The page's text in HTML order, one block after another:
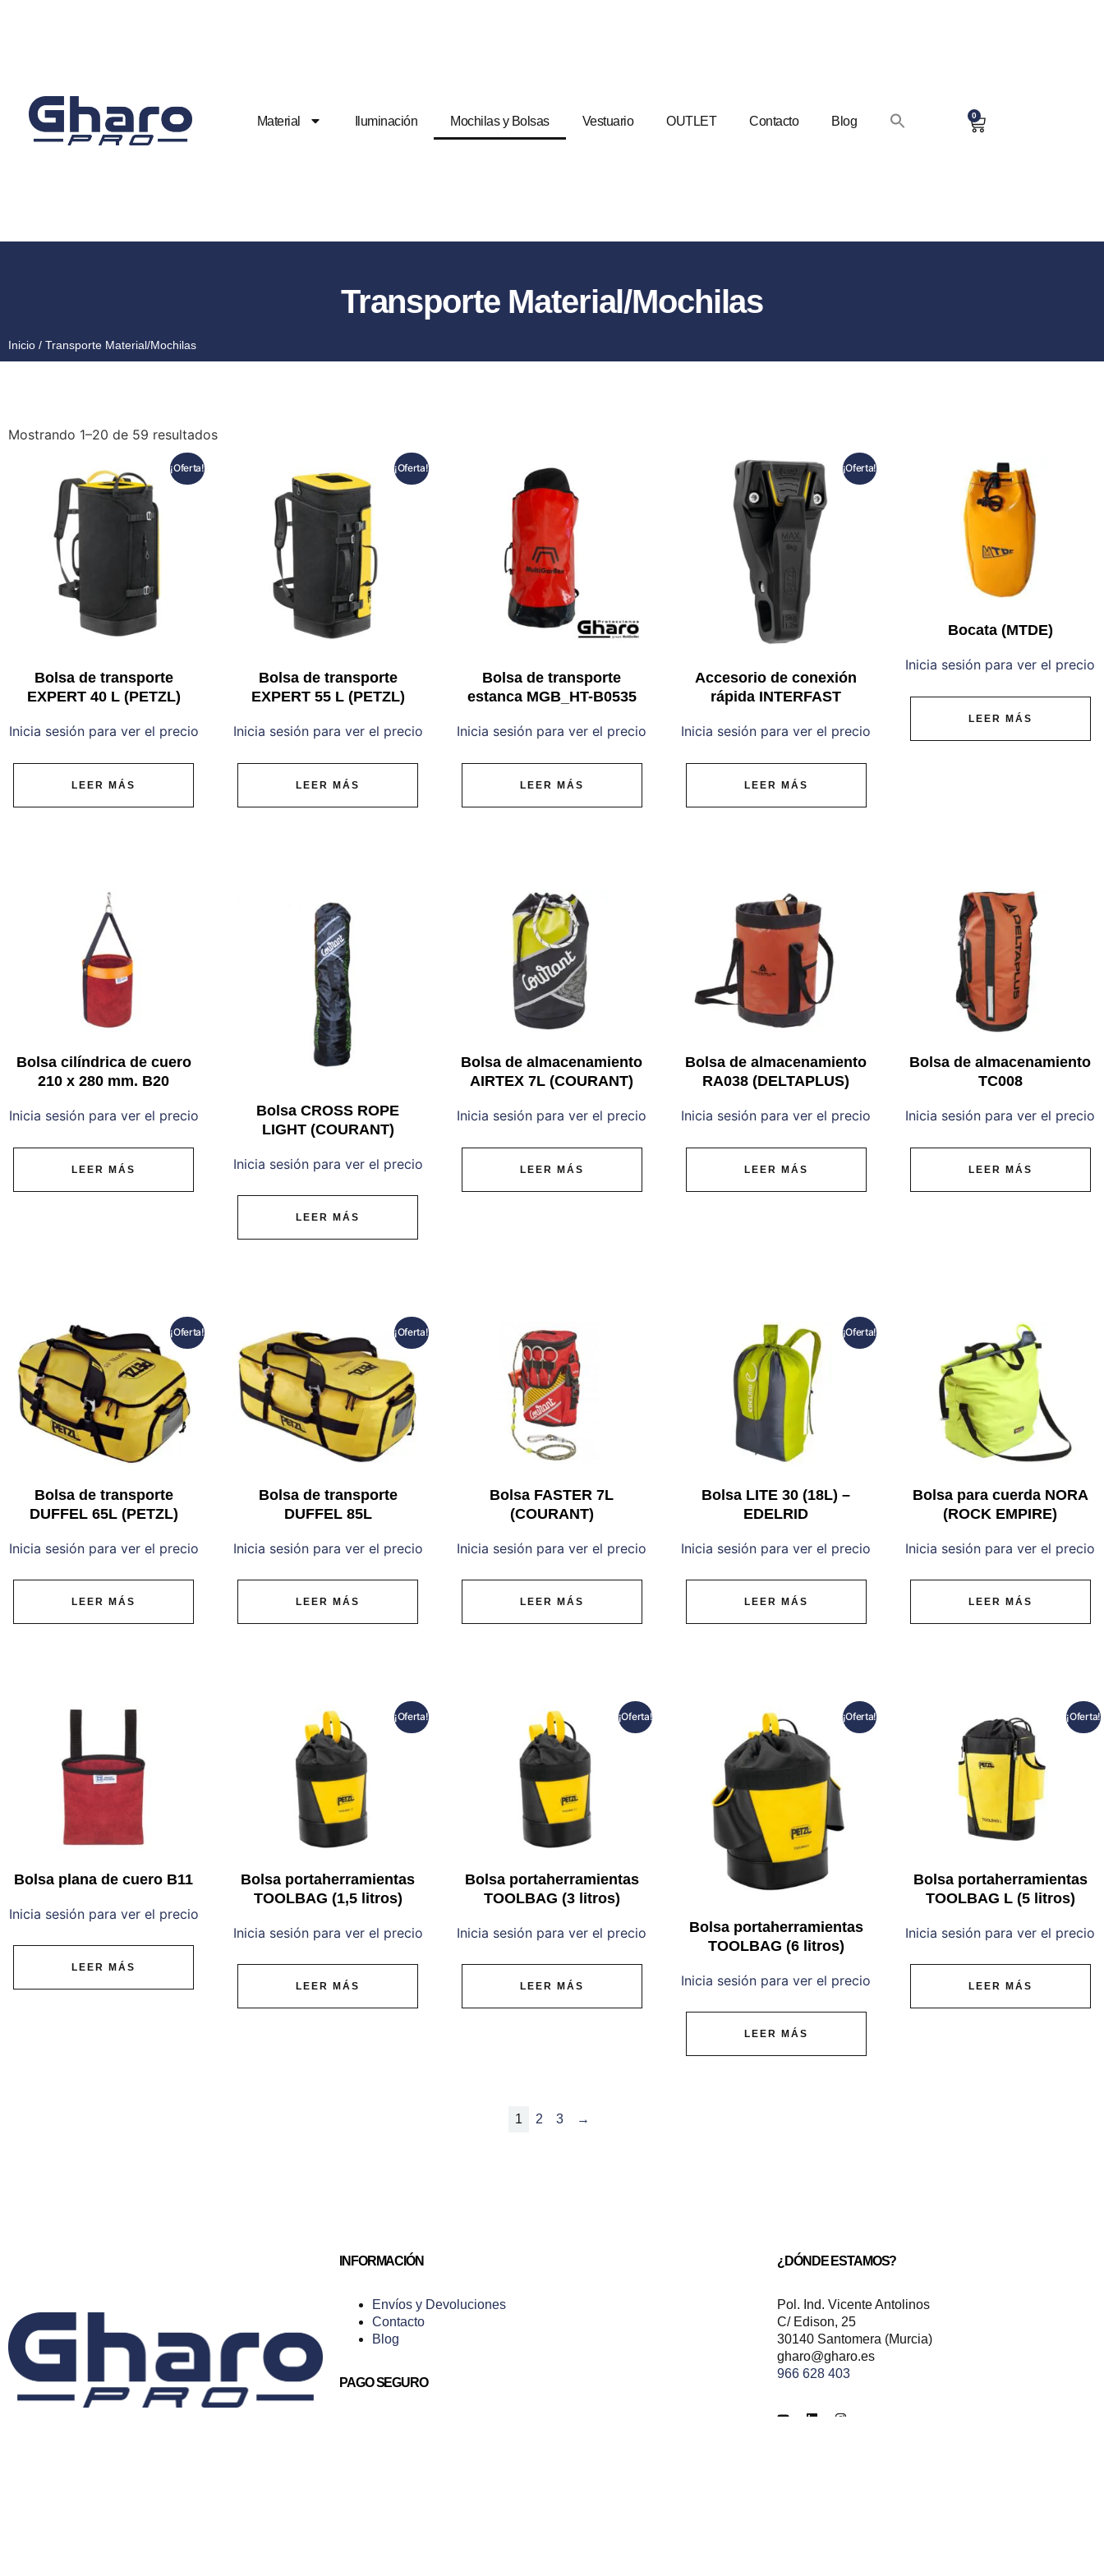
Material Iluminación Mochilas y Bolsas Vestuario OUTLET Contacto Blog 0
Transporte Material/Mochilas
Inicio / Transporte Material/Mochilas
Mostrando 1–20 de 59 resultados
¡Oferta!
Bolsa de transporte
EXPERT 40 L (PETZL)
Inicia sesión para ver el precio
LEER MÁS
¡Oferta!
Bolsa de transporte
EXPERT 55 L (PETZL)
Inicia sesión para ver el precio
LEER MÁS
Bolsa de transporte
estanca MGB_HT-B0535
Inicia sesión para ver el precio
LEER MÁS
¡Oferta!
Accesorio de conexión
rápida INTERFAST
Inicia sesión para ver el precio
LEER MÁS
Bocata (MTDE)
Inicia sesión para ver el precio
LEER MÁS
Bolsa cilíndrica de cuero
210 x 280 mm. B20
Inicia sesión para ver el precio
LEER MÁS
Bolsa CROSS ROPE
LIGHT (COURANT)
Inicia sesión para ver el precio
LEER MÁS
Bolsa de almacenamiento
AIRTEX 7L (COURANT)
Inicia sesión para ver el precio
LEER MÁS
Bolsa de almacenamiento
RA038 (DELTAPLUS)
Inicia sesión para ver el precio
LEER MÁS
Bolsa de almacenamiento
TC008
Inicia sesión para ver el precio
LEER MÁS
¡Oferta!
Bolsa de transporte
DUFFEL 65L (PETZL)
Inicia sesión para ver el precio
LEER MÁS
¡Oferta!
Bolsa de transporte
DUFFEL 85L
Inicia sesión para ver el precio
LEER MÁS
Bolsa FASTER 7L
(COURANT)
Inicia sesión para ver el precio
LEER MÁS
¡Oferta!
Bolsa LITE 30 (18L) –
EDELRID
Inicia sesión para ver el precio
LEER MÁS
Bolsa para cuerda NORA
(ROCK EMPIRE)
Inicia sesión para ver el precio
LEER MÁS
Bolsa plana de cuero B11
Inicia sesión para ver el precio
LEER MÁS
¡Oferta!
Bolsa portaherramientas
TOOLBAG (1,5 litros)
Inicia sesión para ver el precio
LEER MÁS
¡Oferta!
Bolsa portaherramientas
TOOLBAG (3 litros)
Inicia sesión para ver el precio
LEER MÁS
¡Oferta!
Bolsa portaherramientas
TOOLBAG (6 litros)
Inicia sesión para ver el precio
LEER MÁS
¡Oferta!
Bolsa portaherramientas
TOOLBAG L (5 litros)
Inicia sesión para ver el precio
LEER MÁS
1 2 3 →
INFORMACIÓN
Envíos y Devoluciones
Contacto
Blog
PAGO SEGURO
¿DÓNDE ESTAMOS?
Pol. Ind. Vicente Antolinos
C/ Edison, 25
30140 Santomera (Murcia)
gharo@gharo.es
966 628 403